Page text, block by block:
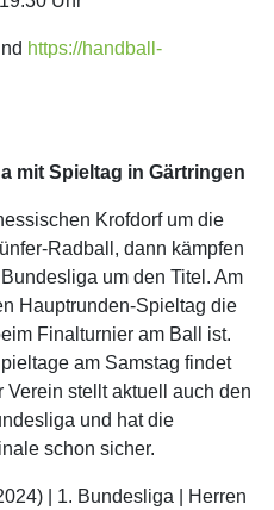
https://handball-
mit Spieltag in Gärtringen
Krofdorf um die
Radball, dann kämpfen
um den Titel. Am
Hauptrunden-Spieltag die
Finalturnier am Ball ist.
am Samstag findet
Verein stellt aktuell auch den
und hat die
schon sicher.
| 1. Bundesliga | Herren